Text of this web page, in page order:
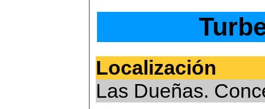
Localización
Las Dueñas.